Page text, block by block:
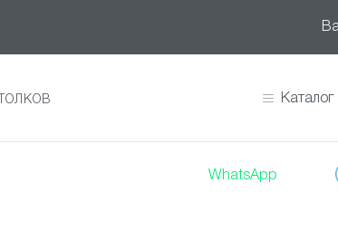
Каталог
WhatsApp